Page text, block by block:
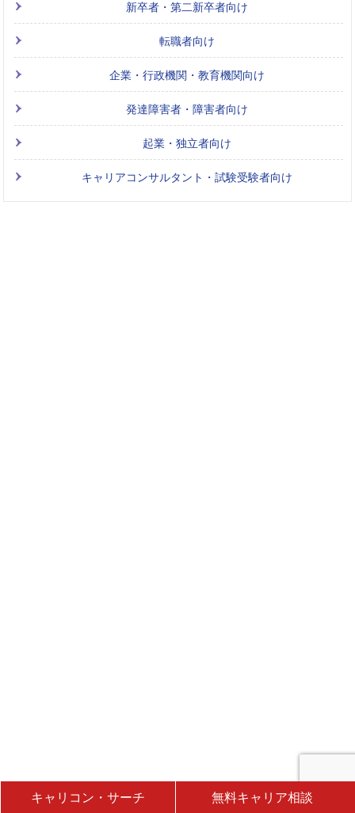
キャリコン・サーチ 無料キャリア相談
新卒者・第二新卒者向け
転職者向け
企業・行政機関・教育機関向け
発達障害者・障害者向け
起業・独立者向け
キャリアコンサルタント・試験受験者向け